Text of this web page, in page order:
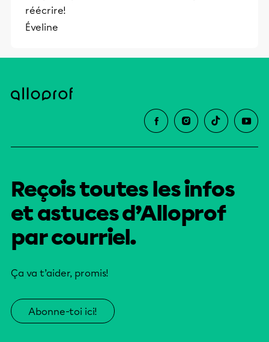
réécrire!
Éveline
Reçois toutes les infos
et astuces d’Alloprof
par courriel.
Ça va t’aider, promis!
Abonne-toi ici!